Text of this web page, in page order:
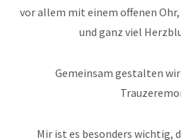
vor allem mit einem offenen
und ganz viel
Gemeinsam gestalten
Mir ist es besonders wichtig,